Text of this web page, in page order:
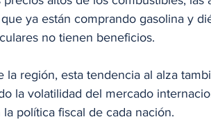
ya están comprando gasolina y
no tienen beneficios.
la región, esta tendencia al alza
la volatilidad del mercado
política fiscal de cada nación.